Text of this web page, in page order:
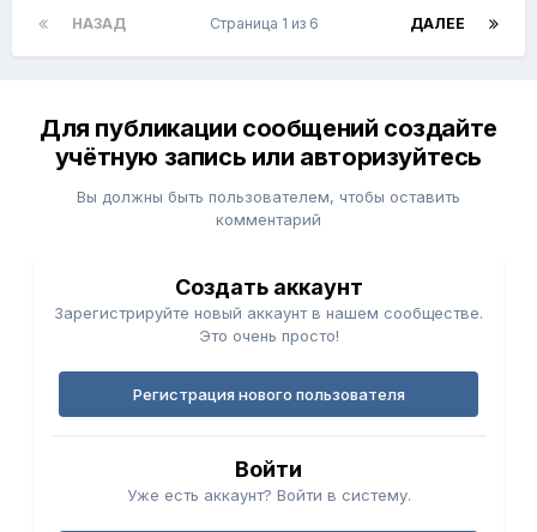
НАЗАД ДАЛЕЕ
Страница 1 из 6
Для публикации сообщений создайте
учётную запись или авторизуйтесь
Вы должны быть пользователем, чтобы оставить
комментарий
Создать аккаунт
Зарегистрируйте новый аккаунт в нашем сообществе.
Это очень просто!
Регистрация нового пользователя
Войти
Уже есть аккаунт? Войти в систему.